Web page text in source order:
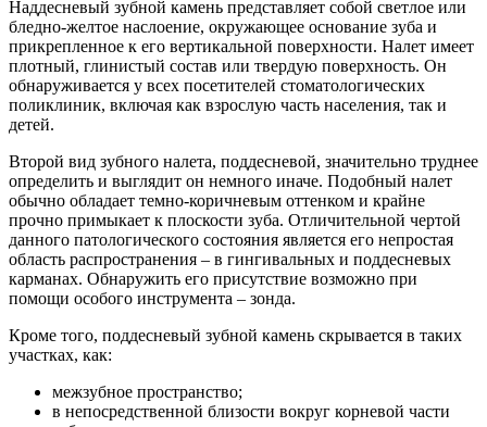
Наддесневый зубной камень представляет собой светлое или
бледно-желтое наслоение, окружающее основание зуба и
прикрепленное к его вертикальной поверхности. Налет имеет
плотный, глинистый состав или твердую поверхность. Он
обнаруживается у всех посетителей стоматологических
поликлиник, включая как взрослую часть населения, так и
детей.
Второй вид зубного налета, поддесневой, значительно труднее
определить и выглядит он немного иначе. Подобный налет
обычно обладает темно-коричневым оттенком и крайне
прочно примыкает к плоскости зуба. Отличительной чертой
данного патологического состояния является его непростая
область распространения – в гингивальных и поддесневых
карманах. Обнаружить его присутствие возможно при
помощи особого инструмента – зонда.
Кроме того, поддесневый зубной камень скрывается в таких
участках, как:
межзубное пространство;
в непосредственной близости вокруг корневой части